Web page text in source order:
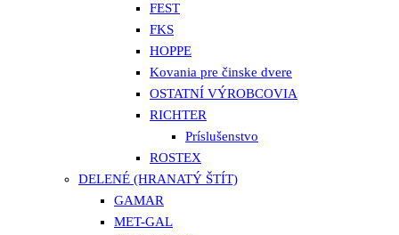
FEST
FKS
HOPPE
Kovania pre činske dvere
OSTATNÍ VÝROBCOVIA
RICHTER
Príslušenstvo
ROSTEX
DELENÉ (HRANATÝ ŠTÍT)
GAMAR
MET-GAL